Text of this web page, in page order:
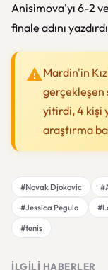
Anisimova'yı 6-2
finale adını
Mardin'in
gerçekleşen
yitirdi, 4 kişi
araştırma
#Novak Djokovic
#Jessica Pegula
#tenis
İLGILI HABERLER